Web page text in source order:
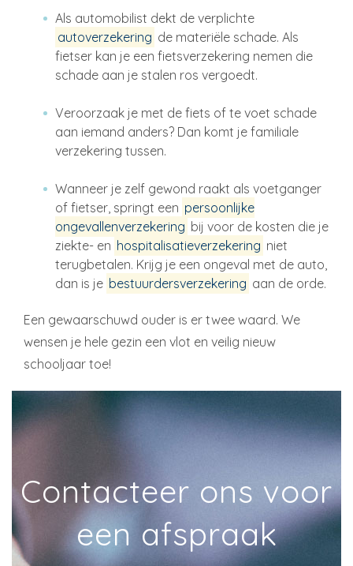
Als automobilist dekt de verplichte
autoverzekering de materiële schade. Als
fietser kan je een fietsverzekering nemen die
schade aan je stalen ros vergoedt.
Veroorzaak je met de fiets of te voet schade
aan iemand anders? Dan komt je familiale
verzekering tussen.
Wanneer je zelf gewond raakt als voetganger
of fietser, springt een persoonlijke
ongevallenverzekering bij voor de kosten die je
ziekte- en hospitalisatieverzekering niet
terugbetalen. Krijg je een ongeval met de auto,
dan is je bestuurdersverzekering aan de orde.
Een gewaarschuwd ouder is er twee waard. We
wensen je hele gezin een vlot en veilig nieuw
schooljaar toe!
Contacteer ons voor
een afspraak